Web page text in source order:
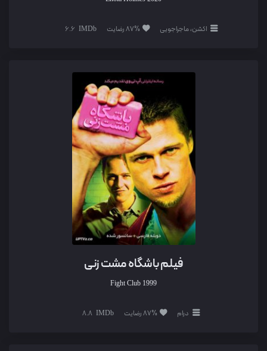
اکشن، ماجراجویی 87% رضایت
فیلم باشگاه مشت زنی
Fight Club 1999
درام 87% رضایت